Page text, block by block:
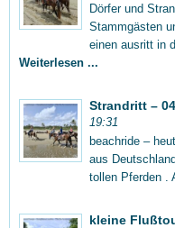
Dörfer und
Stammgästen
einen ausritt in
Weiterlesen ...
Strandritt –
19:31
beachride –
aus
tollen Pferden .
kleine